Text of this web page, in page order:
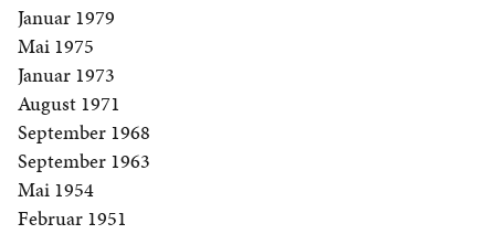
Januar 1979
Mai 1975
Januar 1973
August 1971
September 1968
September 1963
Mai 1954
Februar 1951